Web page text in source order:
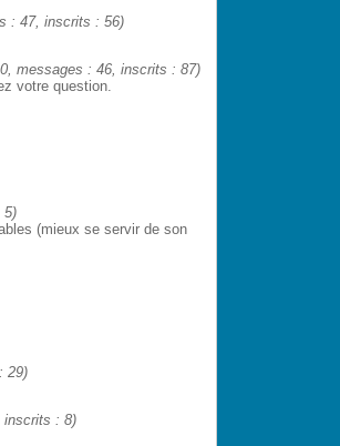
: 47, inscrits : 56)
messages : 46, inscrits : 87)
votre question.
5)
(mieux se servir de son
29)
inscrits : 8)